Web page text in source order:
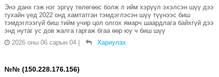
Энэ данх гэж нэг эргүү төлөгөөс болж л ийм хэрүүл эхэлсэн шүү дээ
тухайн үед 2022 онд хамтатган тэмдэглэсэн шүү түүнээс биш
тэмдэглээгүй биш тийм учир цол олгох ямарч шаардлага байхгүй дээ
энд нутаг ус дов жалга гаргаж бгаа өөр юу ч биш шүү
2026 оны 06 сарын 04
Хариулах
№№ (150.228.176.156)